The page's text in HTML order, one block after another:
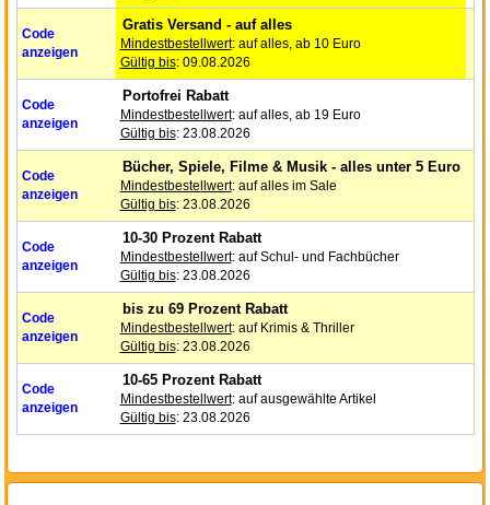
Code
anzeigen
Gratis Versand - auf alles
Mindestbestellwert: auf alles, ab 10 Euro
Gültig bis: 09.08.2026
Code
anzeigen
Portofrei Rabatt
Mindestbestellwert: auf alles, ab 19 Euro
Gültig bis: 23.08.2026
Code
anzeigen
Bücher, Spiele, Filme & Musik - alles unter 5 Euro
Mindestbestellwert: auf alles im Sale
Gültig bis: 23.08.2026
Code
anzeigen
10-30 Prozent Rabatt
Mindestbestellwert: auf Schul- und Fachbücher
Gültig bis: 23.08.2026
Code
anzeigen
bis zu 69 Prozent Rabatt
Mindestbestellwert: auf Krimis & Thriller
Gültig bis: 23.08.2026
Code
anzeigen
10-65 Prozent Rabatt
Mindestbestellwert: auf ausgewählte Artikel
Gültig bis: 23.08.2026